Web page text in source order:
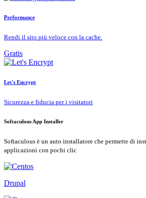
Performance
Rendi il sito più veloce con la cache.
Gratis
Let's Encrypt
Sicurezza e fiducia per i visitatori
Softaculous App Installer
Softaculous è un auto installatore che permette di
applicazioni con pochi clic
Drupal